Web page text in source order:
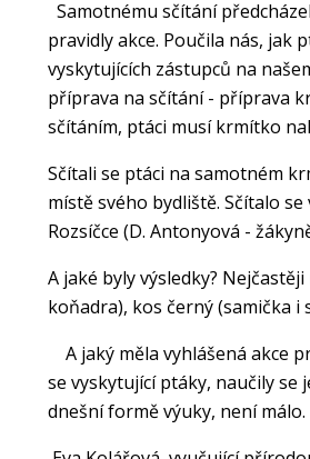
Samotnému sčítání
pravidly akce. Poučila nás, jak
vyskytujících zástupců na
příprava na sčítání - příprava
sčítáním, ptáci musí krmítko
Sčítali se ptáci na samotném
místě svého bydliště. Sčítalo se
Rozsíčce (D. Antonyová -
A jaké byly výsledky?
koňadra), kos černý (samička i
A jaký měla vyhlášená akce
se vyskytující ptáky, naučilyse
dnešní formě výuky, není málo.